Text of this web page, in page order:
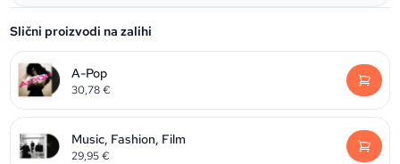
Slični proizvodi na zalihi
A-Pop
30,78€
Music, Fashion, Film
29,95€